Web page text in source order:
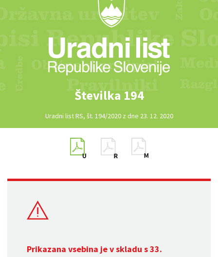
Številka 194
Uradni list RS, št. 194/2020 z dne 23. 12. 2020
Prikazana vsebina je v skladu s 33.